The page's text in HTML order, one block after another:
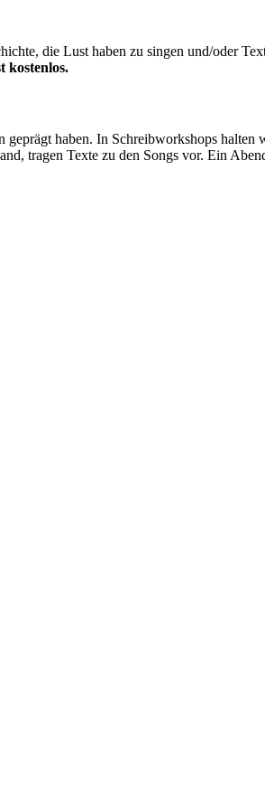
die Lust haben zu singen und/oder
kostenlos.
haben. In Schreibworkshops
tragen Texte zu den Songs vor. Ein